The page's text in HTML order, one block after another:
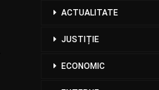
ACTUALITATE
JUSTIȚIE
ECONOMIC